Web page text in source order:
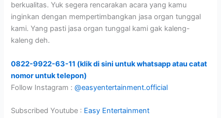
berkualitas. Yuk segera rencarakan acara yang kamu
inginkan dengan mempertimbangkan jasa organ tunggal
kami. Yang pasti jasa organ tunggal kami gak kaleng-
kaleng deh.
0822-9922-63-11 (klik di sini untuk whatsapp atau catat
nomor untuk telepon)
Follow Instagram :@easyentertainment.official
Subscribed Youtube : Easy Entertainment